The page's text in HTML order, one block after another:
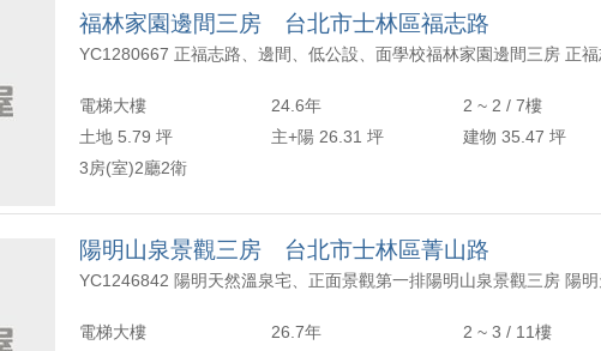
福林家園邊間三房 台北市士林區福志路
電梯大樓 24.6年
2 ~ 2 / 7樓
土地 5.79 坪
主+陽 26.31 坪
建物 35.47 坪
3房(室)2廳2衛
陽明山泉景觀三房 台北市士林區菁山路
電梯大樓 26.7年
2 ~ 3 / 11樓